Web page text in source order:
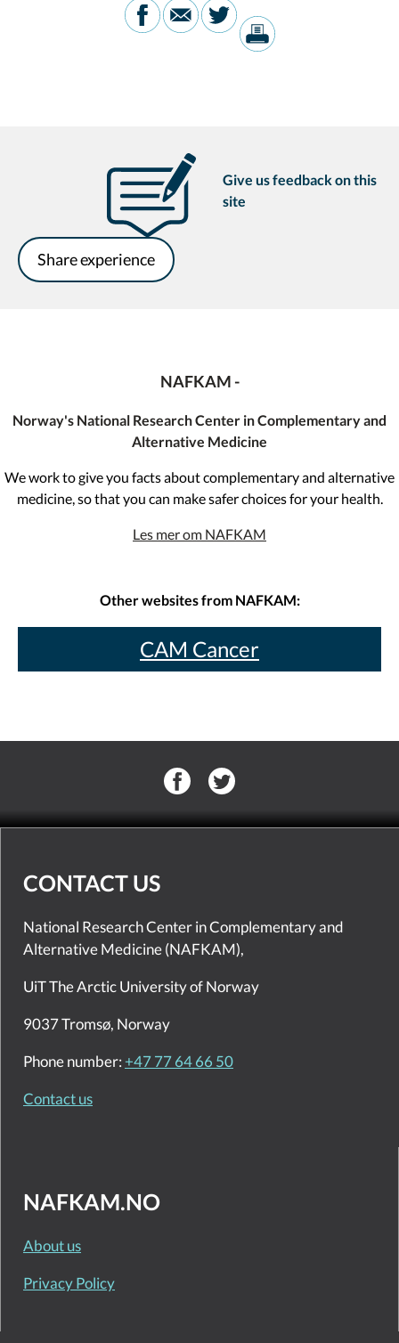
Give us feedback on this
site
Share experience
NAFKAM -
Norway's National Research Center in Complementary and
Alternative Medicine
We work to give you facts about complementary and alternative
medicine, so that you can make safer choices for your health.
Les mer om NAFKAM
Other websites from NAFKAM:
CAM Cancer
CONTACT US
National Research Center in Complementary and
Alternative Medicine (NAFKAM),
UiT The Arctic University of Norway
9037 Tromsø, Norway
Phone number:+47 77 64 66 50
Contact us
NAFKAM.NO
About us
Privacy Policy